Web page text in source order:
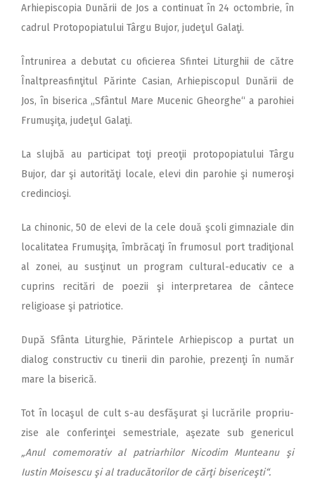
Arhiepiscopia Dunării de Jos a continuat în 24 octombrie, în
cadrul Protopopiatului Târgu Bujor, judeţul Galaţi.
Întrunirea a debutat cu oficierea Sfintei Liturghii de către
Înaltpreasfinţitul Părinte Casian, Arhiepiscopul Dunării de
Jos, în biserica „Sfântul Mare Mucenic Gheorghe“ a parohiei
Frumuşiţa, judeţul Galaţi.
La slujbă au participat toţi preoţii protopopiatului Târgu
Bujor, dar şi autorităţi locale, elevi din parohie şi numeroşi
credincioşi.
La chinonic, 50 de elevi de la cele două şcoli gimnaziale din
localitatea Frumuşiţa, îmbrăcaţi în frumosul port tradiţional
al zonei, au susţinut un program cultural-educativ ce a
cuprins recitări de poezii şi interpretarea de cântece
religioase şi patriotice.
După Sfânta Liturghie, Părintele Arhiepiscop a purtat un
dialog constructiv cu tinerii din parohie, prezenţi în număr
mare la biserică.
Tot în locaşul de cult s-au desfăşurat şi lucrările propriu-
zise ale conferinţei semestriale, aşezate sub genericul
„Anul comemorativ al patriarhilor Nicodim Munteanu şi
Iustin Moisescu şi al traducătorilor de cărţi bisericeşti“.